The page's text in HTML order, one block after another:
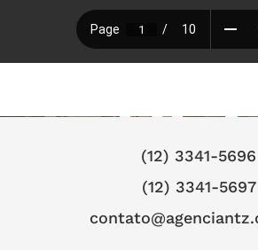
(12) 3341-5696
(12) 3341-5697